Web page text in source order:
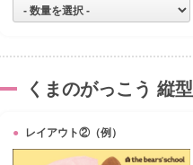
くまのがっこう 縦型
レイアウト②（例）